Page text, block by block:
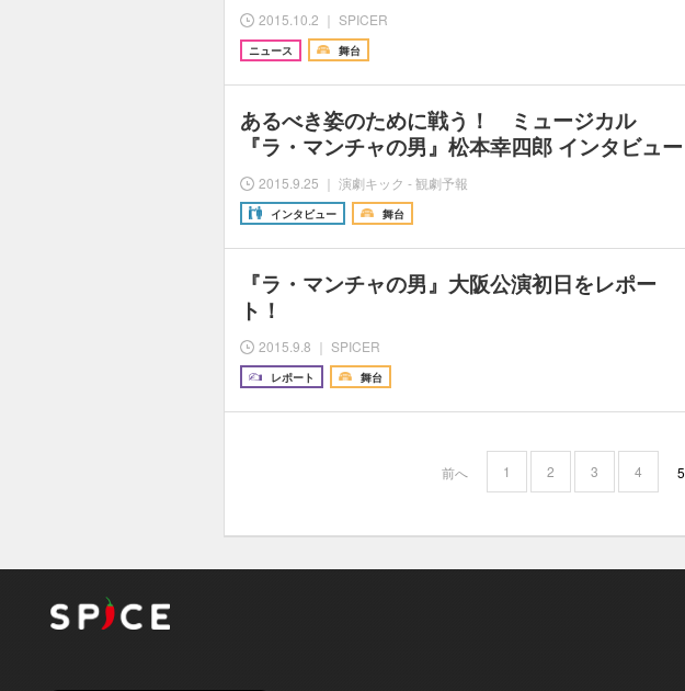
2015.10.2 ｜ SPICER
ニュース 舞台
あるべき姿のために戦う！ ミュージカル
『ラ・マンチャの男』松本幸四郎 インタビュー
2015.9.25 ｜ 演劇キック - 観劇予報
インタビュー 舞台
『ラ・マンチャの男』大阪公演初日をレポー
ト！
2015.9.8 ｜ SPICER
レポート 舞台
前へ 1 2 3 4 5